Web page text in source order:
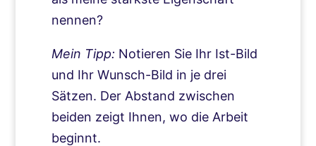
nennen?
Mein Tipp: Notieren Sie Ihr Ist-Bild
und Ihr Wunsch-Bild in je drei
Sätzen. Der Abstand zwischen
beiden zeigt Ihnen, wo die Arbeit
beginnt.